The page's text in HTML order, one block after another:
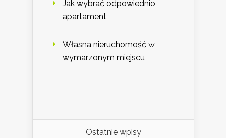
Jak wybrać odpowiednio
apartament
Własna nieruchomość w
wymarzonym miejscu
Ostatnie wpisy